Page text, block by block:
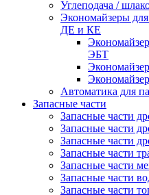
Углеподача /
Экономайзеры
ДЕ и КЕ
ЭБТ
Автоматика для
Запасные части
Запасные части
Запасные части
Запасные части
Запасные части
Запасные части
Запасные части
Запасные части